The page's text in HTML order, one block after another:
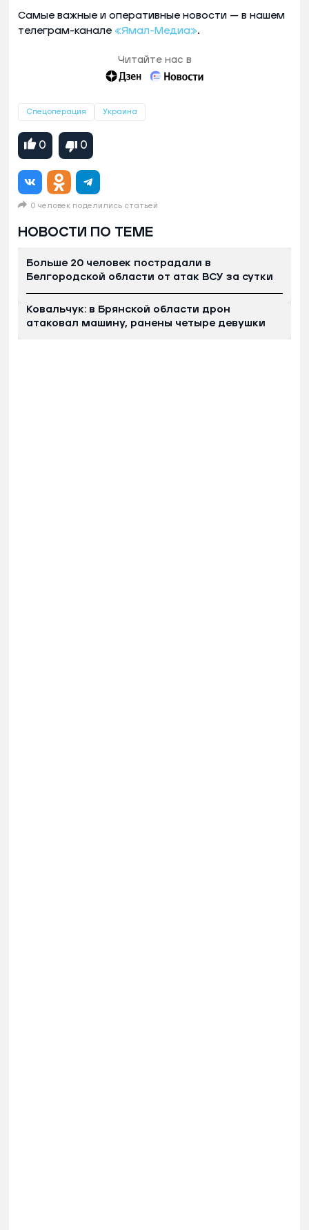
Самые важные и оперативные новости — в нашем
телеграм-канале «Ямал-Медиа».
Читайте нас в
Спецоперация Украина
0 0
0 человек поделились статьей
НОВОСТИ ПО ТЕМЕ
Больше 20 человек пострадали в
Белгородской области от атак ВСУ за сутки
Ковальчук: в Брянской области дрон
атаковал машину, ранены четыре девушки